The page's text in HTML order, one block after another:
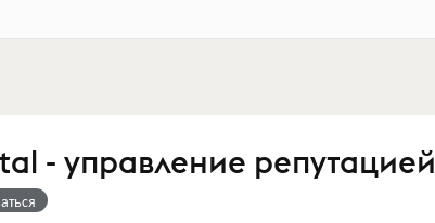
- управление репутацией